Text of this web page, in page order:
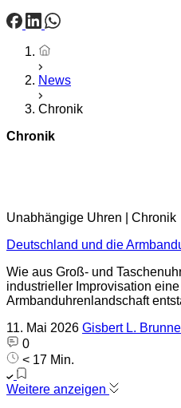
Startseite
News
Chronik
Chronik
Unabhängige Uhren | Chronik
Deutschland und die
Wie aus Groß- und
industrieller Improvisation
Armbanduhrenlandschaft
11. Mai 2026 Gisbert L.
0
< 17 Min.
Weitere anzeigen